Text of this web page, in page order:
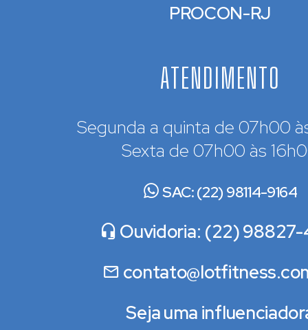
PROCON-RJ
ATENDIMENTO
Segunda a quinta de 07h00
Sexta de 07h00 às
SAC: (22) 98114-9164
Ouvidoria: (22) 98827-
Seja uma